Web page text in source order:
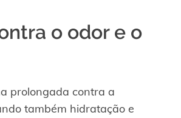
o odor e o
prolongada contra a
também hidratação e